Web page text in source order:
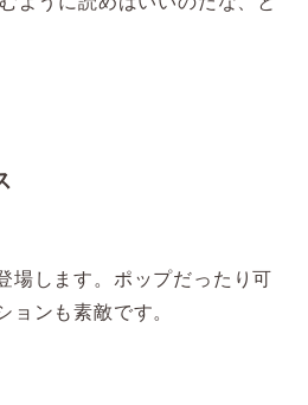
場します。ポップだったり可
ョンも素敵です。